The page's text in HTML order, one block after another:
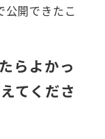
公開できたこ
らよかっ
てくださ